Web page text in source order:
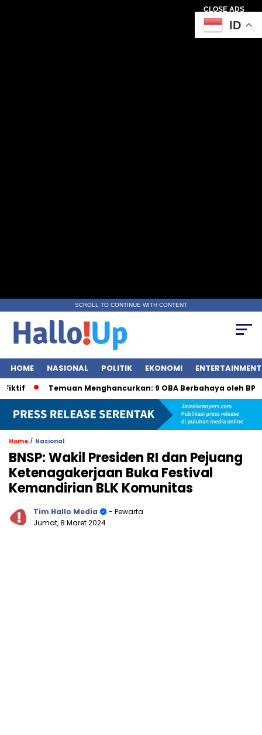
CLOSE ADS
SCROLL TO CONTINUE WITH CONTENT
HOME NASIONAL POLITIK EKONOMI ENTERTAINMENT
Temuan Menghancurkan: 9 OBA Berbahaya oleh BPOM
Home / Nasional
BNSP: Wakil Presiden RI dan Pejuang
Ketenagakerjaan Buka Festival
Kemandirian BLK Komunitas
Tim Hallo Media
- Pewarta
Jumat, 8 Maret 2024
ID